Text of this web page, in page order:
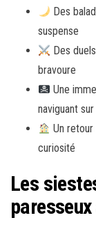
Des
suspense
Des
bravoure
Une
naviguant
Un
curiosité
Les